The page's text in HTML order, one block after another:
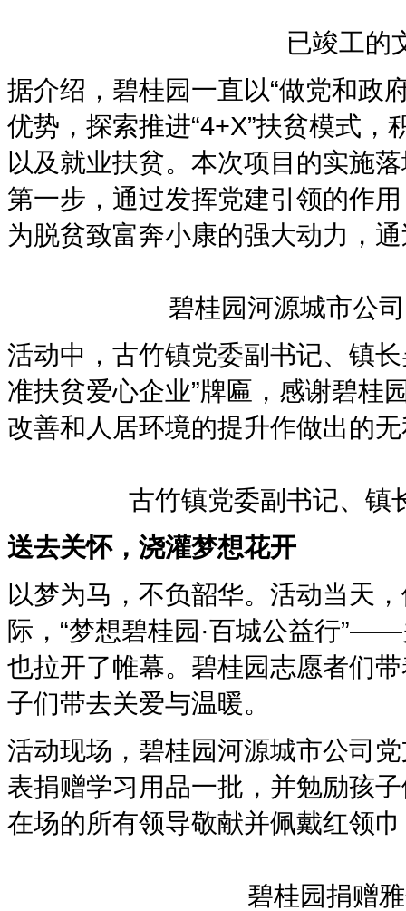
已竣工的
据介绍，碧桂园一直以“做党和政
优势，探索推进“4+X”扶贫模式
以及就业扶贫。本次项目的实施
第一步，通过发挥党建引领的作
为脱贫致富奔小康的强大动力，
碧桂园河源城市公
活动中，古竹镇党委副书记、镇
准扶贫爱心企业”牌匾，感谢碧桂
改善和人居环境的提升作做出的
古竹镇党委副书记、镇
送去关怀，浇灌梦想花开
以梦为马，不负韶华。活动当天
际，“梦想碧桂园·百城公益行
也拉开了帷幕。碧桂园志愿者们
子们带去关爱与温暖。
活动现场，碧桂园河源城市公司
表捐赠学习用品一批，并勉励孩
在场的所有领导敬献并佩戴红领
碧桂园捐赠